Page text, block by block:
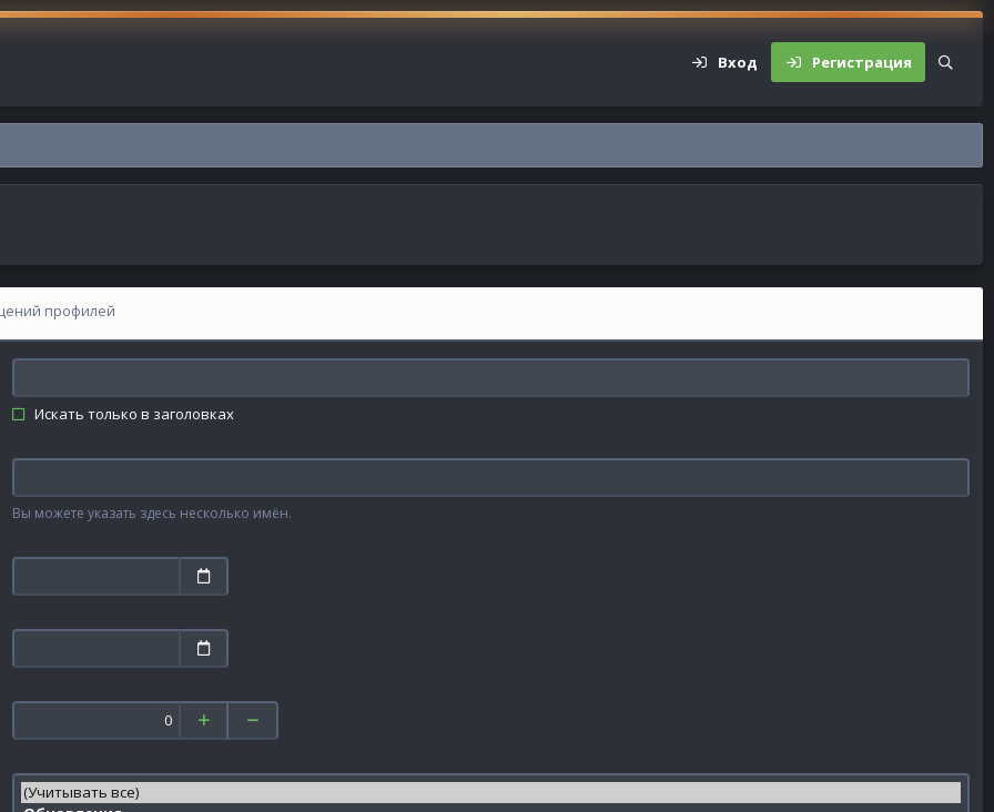
Вход Регистрация
профилей
Искать только в заголовках
Вы можете указать здесь несколько имён.